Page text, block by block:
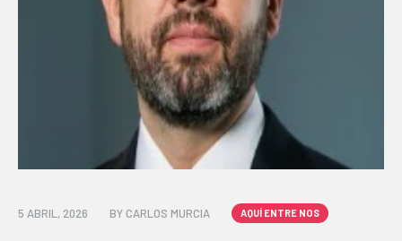
5 ABRIL, 2026 BY CARLOS MURCIA AQUÍ ENTRE NOS